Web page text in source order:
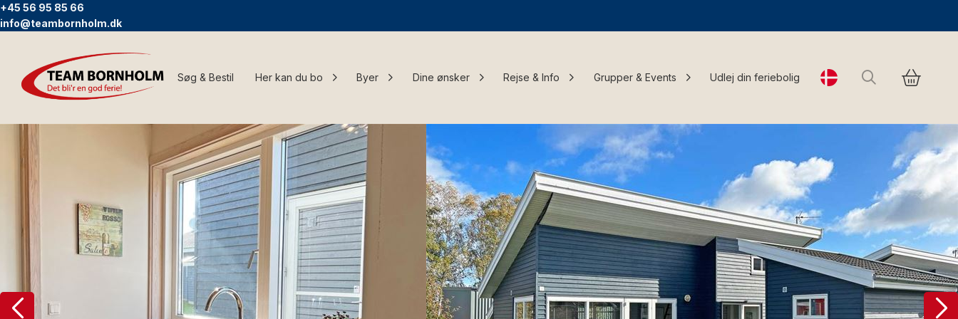
+45 56 95 85 66
info@teambornholm.dk
Søg & Bestil Her kan du bo Byer Dine ønsker Rejse & Info Grupper & Events Udlej din feriebolig Change language
Søg